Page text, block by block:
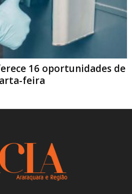
16 oportunidades de
feira